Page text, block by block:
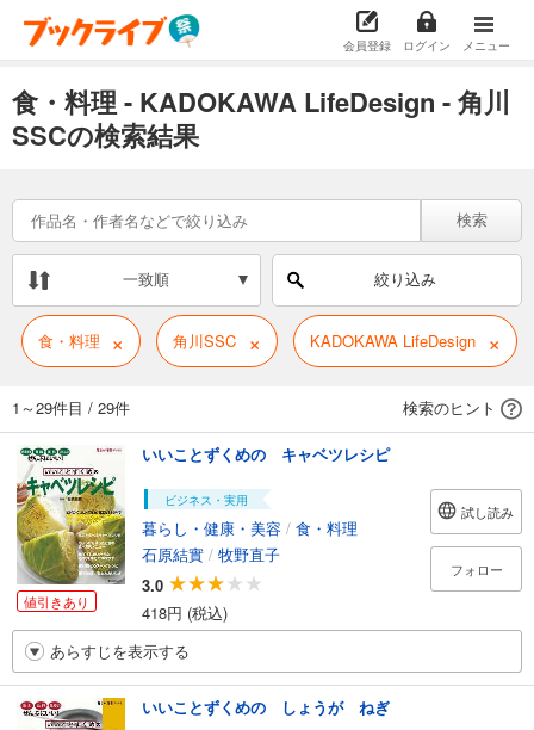
会員登録 ログイン メニュー
食・料理 - KADOKAWA LifeDesign - 角川
SSCの検索結果
検索
一致順 絞り込み
食・料理 × 角川SSC × KADOKAWA LifeDesign ×
1～29件目 / 29件 検索のヒント
値引きあり
いいことずくめの キャベツレシピ
ビジネス・実用
暮らし・健康・美容 / 食・料理
石原結實 / 牧野直子
3.0
418円 (税込)
試し読み
フォロー
あらすじを表示する
いいことずくめの しょうが ねぎ